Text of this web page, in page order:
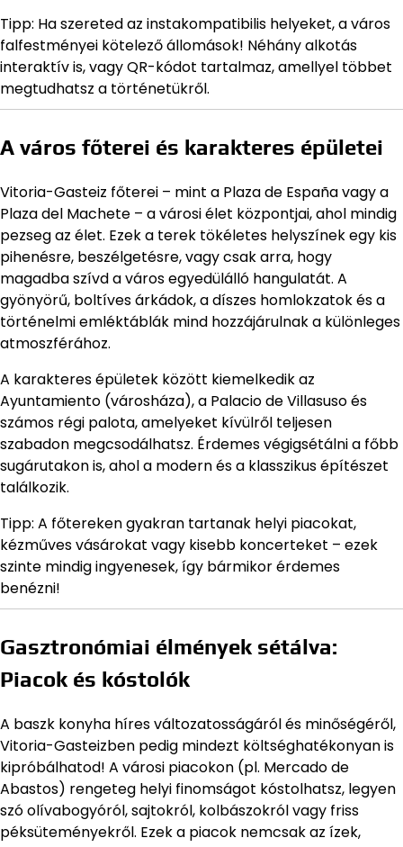
Tipp: Ha szereted az instakompatibilis helyeket, a város
falfestményei kötelező állomások! Néhány alkotás
interaktív is, vagy QR-kódot tartalmaz, amellyel többet
megtudhatsz a történetükről.
A város főterei és karakteres épületei
Vitoria-Gasteiz főterei – mint a Plaza de España vagy a
Plaza del Machete – a városi élet központjai, ahol mindig
pezseg az élet. Ezek a terek tökéletes helyszínek egy kis
pihenésre, beszélgetésre, vagy csak arra, hogy
magadba szívd a város egyedülálló hangulatát. A
gyönyörű, boltíves árkádok, a díszes homlokzatok és a
történelmi emléktáblák mind hozzájárulnak a különleges
atmoszférához.
A karakteres épületek között kiemelkedik az
Ayuntamiento (városháza), a Palacio de Villasuso és
számos régi palota, amelyeket kívülről teljesen
szabadon megcsodálhatsz. Érdemes végigsétálni a főbb
sugárutakon is, ahol a modern és a klasszikus építészet
találkozik.
Tipp: A főtereken gyakran tartanak helyi piacokat,
kézműves vásárokat vagy kisebb koncerteket – ezek
szinte mindig ingyenesek, így bármikor érdemes
benézni!
Gasztronómiai élmények sétálva:
Piacok és kóstolók
A baszk konyha híres változatosságáról és minőségéről,
Vitoria-Gasteizben pedig mindezt költséghatékonyan is
kipróbálhatod! A városi piacokon (pl. Mercado de
Abastos) rengeteg helyi finomságot kóstolhatsz, legyen
szó olívabogyóról, sajtokról, kolbászokról vagy friss
péksüteményekről. Ezek a piacok nemcsak az ízek,